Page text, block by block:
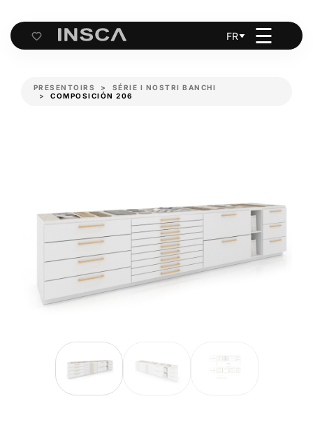
Cart
FR ☰
PRESENTOIRS
SÉRIE I NOSTRI BANCHI
COMPOSICIÓN 206